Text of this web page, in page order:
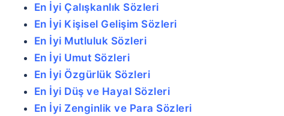
En İyi Çalışkanlık Sözleri
En İyi Kişisel Gelişim Sözleri
En İyi Mutluluk Sözleri
En İyi Umut Sözleri
En İyi Özgürlük Sözleri
En İyi Düş ve Hayal Sözleri
En İyi Zenginlik ve Para Sözleri